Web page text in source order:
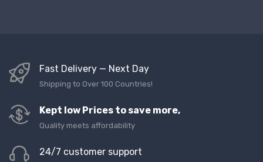
Fast Delivery — Next Day
Shipping to Over 100 Countries!
Kept low Prices to save more,
Quality meets affordability
24/7 customer support